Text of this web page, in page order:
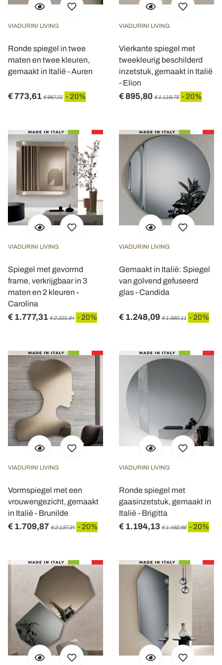
VIADURINI LIVING
Ronde spiegel in twee
maten en twee kleuren,
gemaakt in Italië - Auren
€ 773,61 € 967,01 - 20%
VIADURINI LIVING
Vierkante spiegel met
tweekleurig beschilderd
inzetstuk, gemaakt in Italië
- Elion
€ 895,80 € 1.119,75 - 20%
VIADURINI LIVING
Spiegel met gevormd
frame, verkrijgbaar in 3
maten en 2 kleuren -
Carolina
€ 1.777,31 € 2.221,64 - 20%
VIADURINI LIVING
Gemaakt in Italië: Spiegel
van golvend gefuseerd
glas - Candida
€ 1.248,09 € 1.560,11 - 20%
VIADURINI LIVING
Vormspiegel met een
vrouwengezicht, gemaakt
in Italië - Brunilde
€ 1.709,87 € 2.137,34 - 20%
VIADURINI LIVING
Ronde spiegel met
gaasinzetstuk, gemaakt in
Italië - Brigitta
€ 1.194,13 € 1.492,66 - 20%